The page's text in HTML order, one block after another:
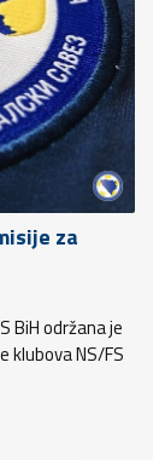
za
BiH održana je
klubova NS/FS